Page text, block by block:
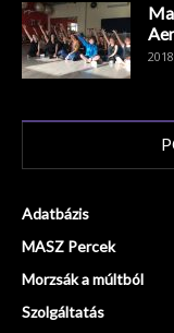
Adatbázis
MASZ Percek
Morzsák a múltból
Szolgáltatás